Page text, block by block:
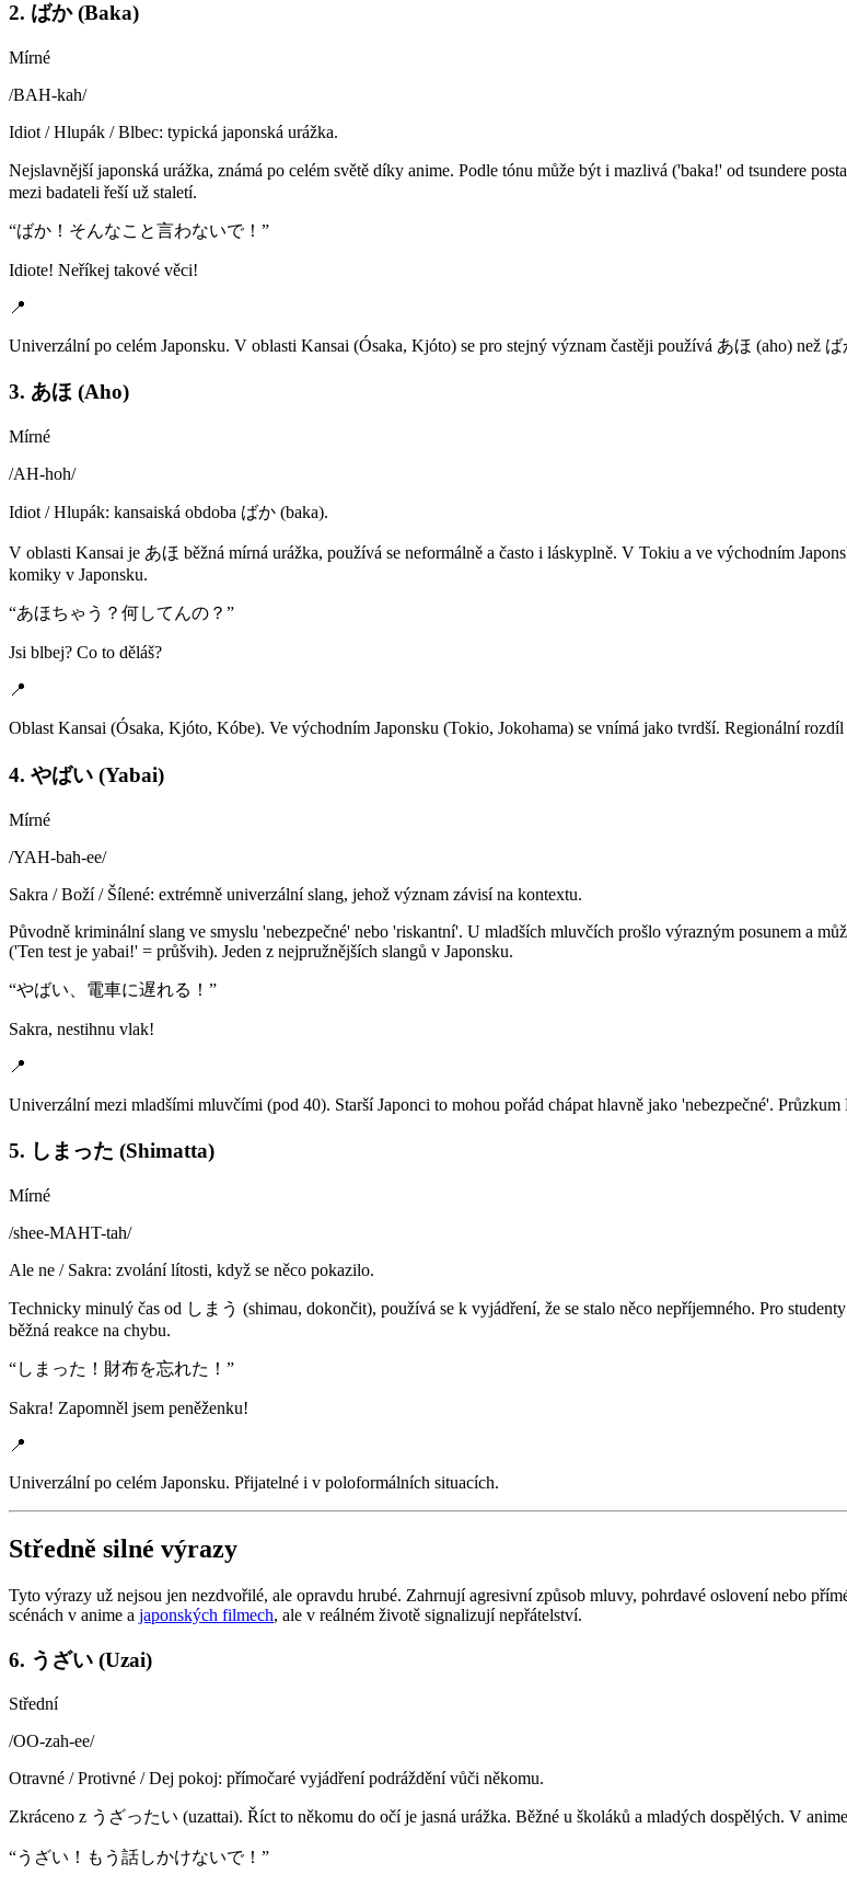
2. ばか (Baka)
Mírné
/BAH-kah/
Idiot / Hlupák / Blbec: typická japonská urážka.
Nejslavnější japonská urážka, známá po celém světě díky anime. Podle tónu může být i mazlivá ('baka!' od tsundere
mezi badateli řeší už staletí.
“ばか！そんなこと言わないで！ ”
Idiote! Neříkej takové věci!
📍
Univerzální po celém Japonsku. V oblasti Kansai (Ósaka, Kjóto) se pro stejný význam častěji používá あほ (aho) než ば
3. あほ (Aho)
Mírné
/AH-hoh/
Idiot / Hlupák: kansaiská obdoba ばか (baka).
V oblasti Kansai je あほ běžná mírná urážka, používá se neformálně a často i láskyplně. V Tokiu a ve východním
komiky v Japonsku.
“あほちゃう？何してんの？ ”
Jsi blbej? Co to děláš?
📍
Oblast Kansai (Ósaka, Kjóto, Kóbe). Ve východním Japonsku (Tokio, Jokohama) se vnímá jako tvrdší. Regionální
4. やばい (Yabai)
Mírné
/YAH-bah-ee/
Sakra / Boží / Šílené: extrémně univerzální slang, jehož význam závisí na kontextu.
Původně kriminální slang ve smyslu 'nebezpečné' nebo 'riskantní'. U mladších mluvčích prošlo výrazným posunem a
('Ten test je yabai!' = průšvih). Jeden z nejpružnějších slangů v Japonsku.
“やばい、電車に遅れる！ ”
Sakra, nestihnu vlak!
📍
Univerzální mezi mladšími mluvčími (pod 40). Starší Japonci to mohou pořád chápat hlavně jako 'nebezpečné'.
5. しまった (Shimatta)
Mírné
/shee-MAHT-tah/
Ale ne / Sakra: zvolání lítosti, když se něco pokazilo.
Technicky minulý čas od しまう (shimau, dokončit), používá se k vyjádření, že se stalo něco nepříjemného. Pro
běžná reakce na chybu.
“しまった！財布を忘れた！ ”
Sakra! Zapomněl jsem peněženku!
📍
Univerzální po celém Japonsku. Přijatelné i v poloformálních situacích.
Středně silné výrazy
Tyto výrazy už nejsou jen nezdvořilé, ale opravdu hrubé. Zahrnují agresivní způsob mluvy, pohrdavé oslovení nebo
scénách v anime a japonských filmech, ale v reálném životě signalizují nepřátelství.
6. うざい (Uzai)
Střední
/OO-zah-ee/
Otravné / Protivné / Dej pokoj: přímočaré vyjádření podráždění vůči někomu.
Zkráceno z うざったい (uzattai). Říct to někomu do očí je jasná urážka. Běžné u školáků a mladých dospělých. V
“うざい！もう話しかけないで！ ”